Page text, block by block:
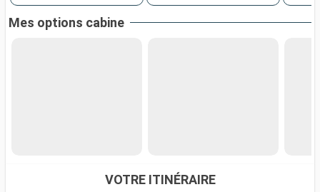
Mes options cabine
VOTRE ITINÉRAIRE